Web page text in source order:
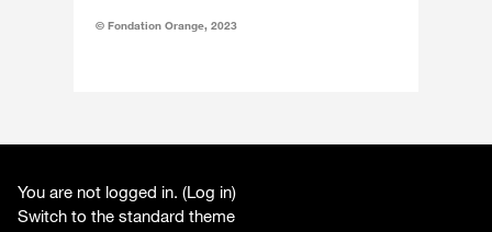
© Fondation Orange, 2023
You are not logged in. (Log in)
Switch to the standard theme